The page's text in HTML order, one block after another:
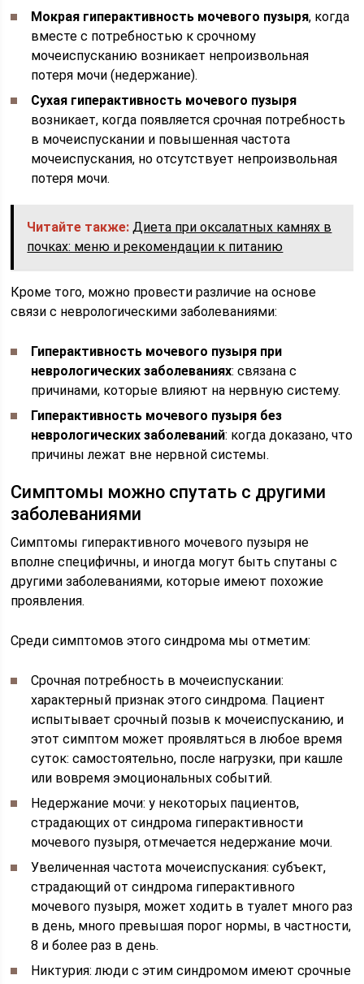
Мокрая гиперактивность мочевого пузыря, когда
вместе с потребностью к срочному
мочеиспусканию возникает непроизвольная
потеря мочи (недержание).
Сухая гиперактивность мочевого пузыря
возникает, когда появляется срочная потребность
в мочеиспускании и повышенная частота
мочеиспускания, но отсутствует непроизвольная
потеря мочи.
Читайте также: Диета при оксалатных камнях в
почках: меню и рекомендации к питанию
Кроме того, можно провести различие на основе
связи с неврологическими заболеваниями:
Гиперактивность мочевого пузыря при
неврологических заболеваниях: связана с
причинами, которые влияют на нервную систему.
Гиперактивность мочевого пузыря без
неврологических заболеваний: когда доказано, что
причины лежат вне нервной системы.
Симптомы можно спутать с другими
заболеваниями
Симптомы гиперактивного мочевого пузыря не
вполне специфичны, и иногда могут быть спутаны с
другими заболеваниями, которые имеют похожие
проявления.
Среди симптомов этого синдрома мы отметим:
Срочная потребность в мочеиспускании:
характерный признак этого синдрома. Пациент
испытывает срочный позыв к мочеиспусканию, и
этот симптом может проявляться в любое время
суток: самостоятельно, после нагрузки, при кашле
или вовремя эмоциональных событий.
Недержание мочи: у некоторых пациентов,
страдающих от синдрома гиперактивности
мочевого пузыря, отмечается недержание мочи.
Увеличенная частота мочеиспускания: субъект,
страдающий от синдрома гиперактивного
мочевого пузыря, может ходить в туалет много раз
в день, много превышая порог нормы, в частности,
8 и более раз в день.
Никтурия: люди с этим синдромом имеют срочные